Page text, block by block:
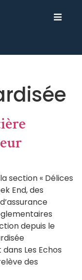
section « Délices
End, des
depuis le
Les Echos
des